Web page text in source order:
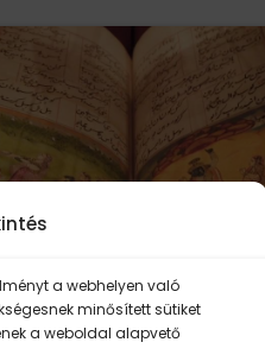
a webhelyen való
minősített sütiket
a weboldal alapvető
09:00 –12:00
BHAGAVAD GÍTÁ
ALAPOK MODUL